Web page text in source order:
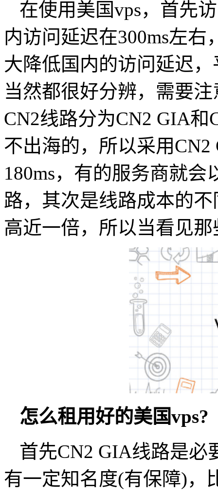
在使用美国vps，首先
内访问延迟在300ms左右
大降低国内的访问延迟，
当然都很好分辨，需要
CN2线路分为CN2 GIA和
不出海的，所以采用
180ms，有的服务商就会
路，其次是线路成本的
高近一倍，所以当看见
怎么租用好的美国vps?
首先CN2 GIA线路是必
有一定知名度(有保障)，